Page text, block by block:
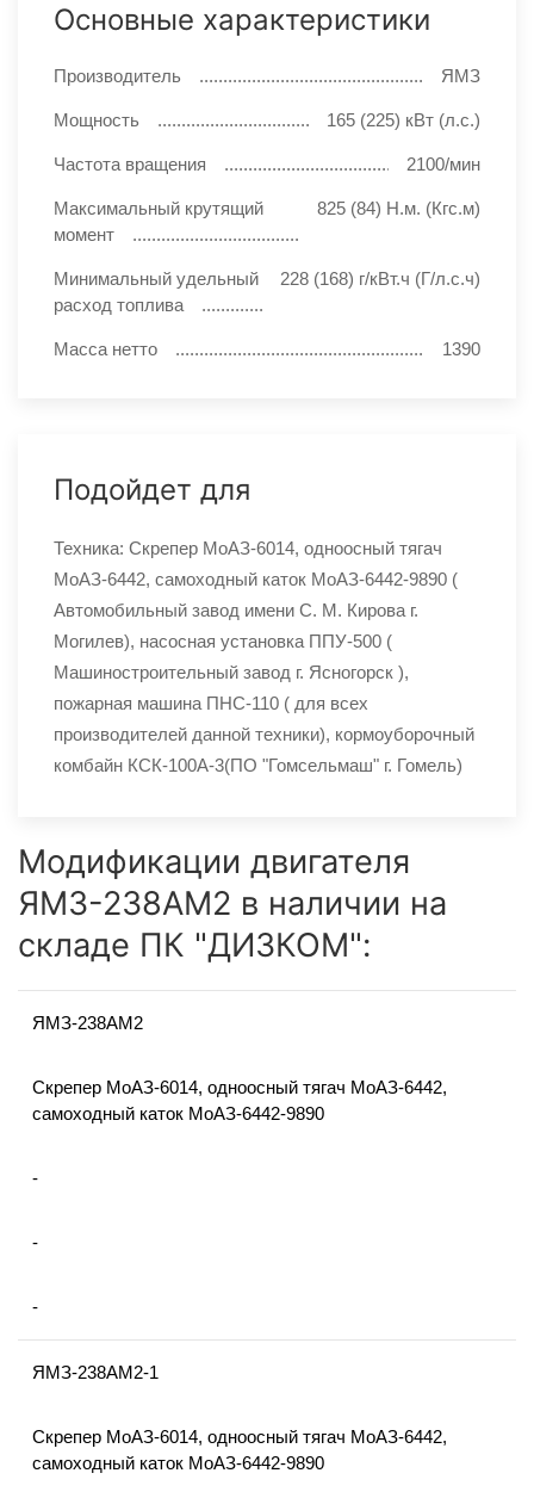
Основные характеристики
Производитель ЯМЗ
Мощность 165 (225) кВт (л.с.)
Частота вращения 2100/мин
Максимальный крутящий
момент
825 (84) Н.м. (Кгс.м)
Минимальный удельный
расход топлива
228 (168) г/кВт.ч (Г/л.с.ч)
Масса нетто 1390
Подойдет для
Техника: Скрепер МоАЗ-6014, одноосный тягач
МоАЗ-6442, самоходный каток МоАЗ-6442-9890 (
Автомобильный завод имени С. М. Кирова г.
Могилев), насосная установка ППУ-500 (
Машиностроительный завод г. Ясногорск ),
пожарная машина ПНС-110 ( для всех
производителей данной техники), кормоуборочный
комбайн КСК-100А-3(ПО "Гомсельмаш" г. Гомель)
Модификации двигателя
ЯМЗ-238АМ2 в наличии на
складе ПК "ДИЗКОМ":
ЯМЗ-238АМ2
Скрепер МоАЗ-6014, одноосный тягач МоАЗ-6442,
самоходный каток МоАЗ-6442-9890
-
-
-
ЯМЗ-238АМ2-1
Скрепер МоАЗ-6014, одноосный тягач МоАЗ-6442,
самоходный каток МоАЗ-6442-9890